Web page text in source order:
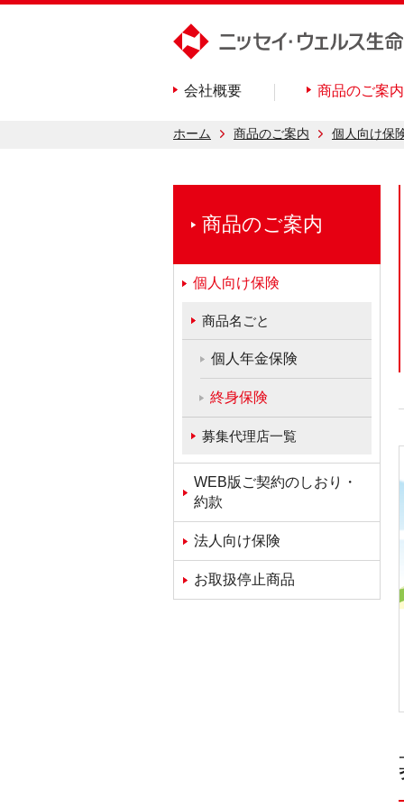
会社概要 商品のご案内
ホーム 商品のご案内 個人向け保
商品のご案内
個人向け保険
商品名ごと
個人年金保険
終身保険
募集代理店一覧
WEB版ご契約のしおり・
約款
法人向け保険
お取扱停止商品